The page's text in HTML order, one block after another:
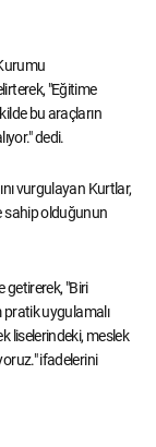
"Eğitime
bu araçların
dedi.
vurgulayan Kurtlar,
sahip olduğunun
getirerek, "Biri
pratik uygulamalı
liselerindeki, meslek
ifadelerini